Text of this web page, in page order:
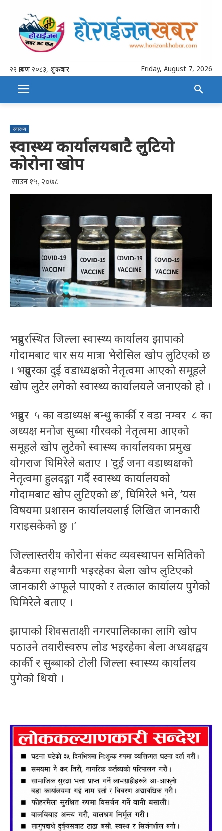
२२ श्रावण २०८३, शुक्रबार Friday, August 7, 2026
स्वास्थ्य
स्वास्थ्य कार्यालयबाटै लुटियो
कोरोना खोप
साउन १५, २०७८
भद्रपुरस्थित जिल्ला स्वास्थ्य कार्यालय झापाको
गोदामबाट चार सय मात्रा भेरोसिल खोप लुटिएको छ
। भद्रपुरका दुई वडाध्यक्षको नेतृत्वमा आएको समूहले
खोप लुटेर लगेको स्वास्थ्य कार्यालयले जनाएको हो ।
भद्रपुर–५ का वडाध्यक्ष बन्धु कार्की र वडा नम्वर–८ का
अध्यक्ष मनोज सुब्बा गौरवको नेतृत्वमा आएको
समूहले खोप लुटेको स्वास्थ्य कार्यालयका प्रमुख
योगराज घिमिरेले बताए । ‘दुई जना वडाध्यक्षको
नेतृत्वमा हुलदङ्गा गर्दै स्वास्थ्य कार्यालयको
गोदामबाट खोप लुटिएको छ’, घिमिरेले भने, ‘यस
विषयमा प्रशासन कार्यालयलाई लिखित जानकारी
गराइसकेको छु ।’
जिल्लास्तरीय कोरोना संकट व्यवस्थापन समितिको
बैठकमा सहभागी भइरहेका बेला खोप लुटिएको
जानकारी आफूले पाएको र तत्काल कार्यालय पुगेको
घिमिरेले बताए ।
झापाको शिवसताक्षी नगरपालिकाका लागि खोप
पठाउने तयारीस्वरुप लोड भइरहेका बेला अध्यक्षद्वय
कार्की र सुब्बाको टोली जिल्ला स्वास्थ्य कार्यालय
पुगेको थियो ।